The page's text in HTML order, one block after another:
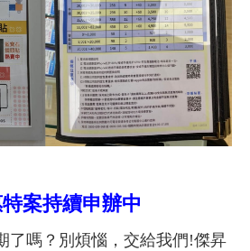
案持續申辦中
嗎？別煩惱，交給我們!傑昇